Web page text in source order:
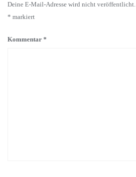
Deine E-Mail-Adresse wird nicht veröffentlicht.
* markiert
Kommentar *